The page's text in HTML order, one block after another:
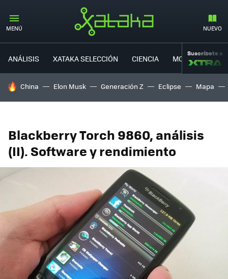
MENÚ NUEVO
ANÁLISIS XATAKA SELECCIÓN CIENCIA MOVILIDAD
Suscríbete a
HOY SE HABLA DE
China Elon Musk Generación Z Eclipse Mapa
Blackberry Torch 9860, análisis
(II). Software y rendimiento